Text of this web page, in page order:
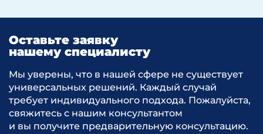
Оставьте заявку
нашему специалисту
Мы уверены, что в нашей сфере не существует
универсальных решений. Каждый случай
требует индивидуального подхода. Пожалуйста,
свяжитесь с нашим консультантом
и вы получите предварительную консультацию.